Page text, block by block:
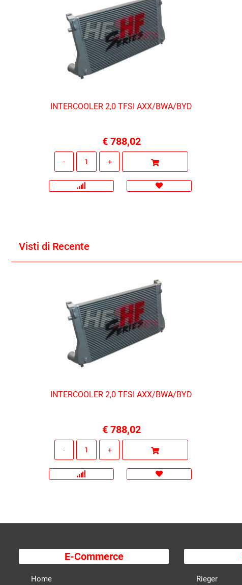
INTERCOOLER 2,0 TFSI AXX/BWA/BYD
€ 788,02
Visti di Recente
INTERCOOLER 2,0 TFSI AXX/BWA/BYD
€ 788,02
E-Commerce
Home Rieger